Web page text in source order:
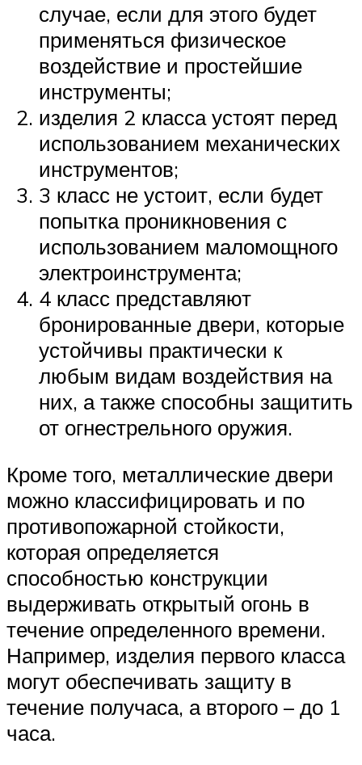
случае, если для этого будет
применяться физическое
воздействие и простейшие
инструменты;
изделия 2 класса устоят перед
использованием механических
инструментов;
3 класс не устоит, если будет
попытка проникновения с
использованием маломощного
электроинструмента;
4 класс представляют
бронированные двери, которые
устойчивы практически к
любым видам воздействия на
них, а также способны защитить
от огнестрельного оружия.
Кроме того, металлические двери
можно классифицировать и по
противопожарной стойкости,
которая определяется
способностью конструкции
выдерживать открытый огонь в
течение определенного времени.
Например, изделия первого класса
могут обеспечивать защиту в
течение получаса, а второго – до 1
часа.